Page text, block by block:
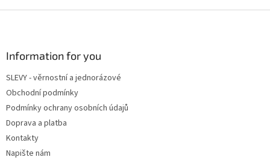
v
Information for you
SLEVY - věrnostní a jednorázové
Obchodní podmínky
Podmínky ochrany osobních údajů
Doprava a platba
Kontakty
Napište nám